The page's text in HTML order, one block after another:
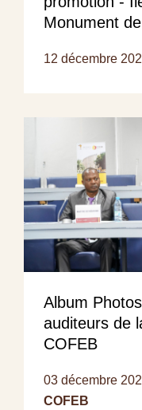
Monument
12 décembre
Album
auditeurs de
COFEB
03 décembre
COFEB